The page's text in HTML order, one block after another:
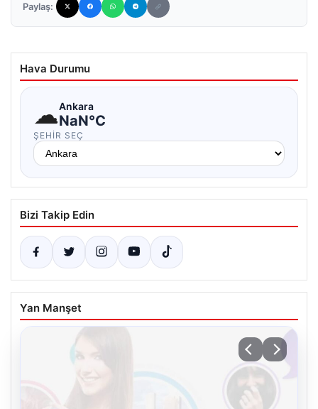
Paylaş:
Hava Durumu
☁Ankara
NaN°C
ŞEHIR SEÇ
Bizi Takip Edin
Yan Manşet